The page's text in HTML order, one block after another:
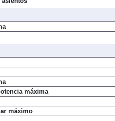
máxima
máximo